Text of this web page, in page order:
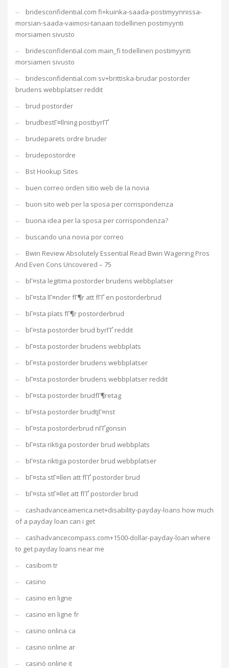
bridesconfidential.com fi+kuinka-saada-postimyynnissa-
morsian-saada-vaimosi-tanaan todellinen postimyynti
morsiamen sivusto
bridesconfidential.com main_fi todellinen postimyynti
morsiamen sivusto
bridesconfidential.com sv+brittiska-brudar postorder
brudens webbplatser reddit
brud postorder
brudbestГ¤llning postbyrГҐ
brudeparets ordre bruder
brudepostordre
Bst Hookup Sites
buen correo orden sitio web de la novia
buon sito web per la sposa per corrispondenza
buona idea per la sposa per corrispondenza?
buscando una novia por correo
Bwin Review Absolutely Essential Read Bwin Wagering Pros
And Even Cons Uncovered – 75
bГ¤sta legitima postorder brudens webbplatser
bГ¤sta lГ¤nder fГ¶r att fГҐ en postorderbrud
bГ¤sta plats fГ¶r postorderbrud
bГ¤sta postorder brud byrГҐ reddit
bГ¤sta postorder brudens webbplats
bГ¤sta postorder brudens webbplatser
bГ¤sta postorder brudens webbplatser reddit
bГ¤sta postorder brudfГ¶retag
bГ¤sta postorder brudtjГ¤nst
bГ¤sta postorderbrud nГҐgonsin
bГ¤sta riktiga postorder brud webbplats
bГ¤sta riktiga postorder brud webbplatser
bГ¤sta stГ¤llen att fГҐ postorder brud
bГ¤sta stГ¤llet att fГҐ postorder brud
cashadvanceamerica.net+disability-payday-loans how much
of a payday loan can i get
cashadvancecompass.com+1500-dollar-payday-loan where
to get payday loans near me
casibom tr
casino
casino en ligne
casino en ligne fr
casino onlina ca
casino online ar
casinò online it